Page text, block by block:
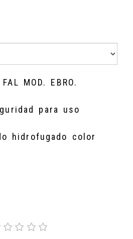
MOD. EBRO.
para uso
hidrofugado color